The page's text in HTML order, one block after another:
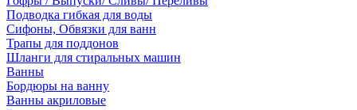
Подводка гибкая для воды
Сифоны, Обвязки для ванн
Трапы для поддонов
Шланги для стиральных машин
Ванны
Бордюры на ванну
Ванны акриловые